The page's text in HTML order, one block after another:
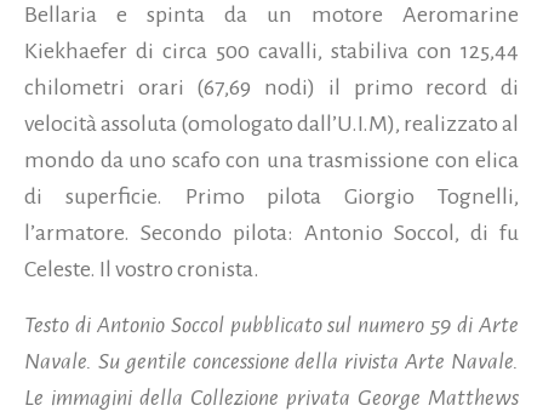
Bellaria e spinta da un motore Aeromarine
Kiekhaefer di circa 500 cavalli, stabiliva con 125,44
chilometri orari (67,69 nodi) il primo record di
velocità assoluta (omologato dall’U.I.M), realizzato al
mondo da uno scafo con una trasmissione con elica
di superficie. Primo pilota Giorgio Tognelli,
l’armatore. Secondo pilota: Antonio Soccol, di fu
Celeste. Il vostro cronista.
Testo di Antonio Soccol pubblicato sul numero 59 di Arte
Navale. Su gentile concessione della rivista Arte Navale.
Le immagini della Collezione privata George Matthews